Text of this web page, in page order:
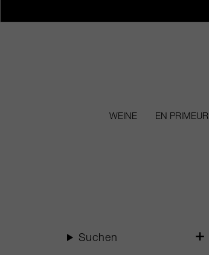
WEINE EN PRIMEUR
Suchen